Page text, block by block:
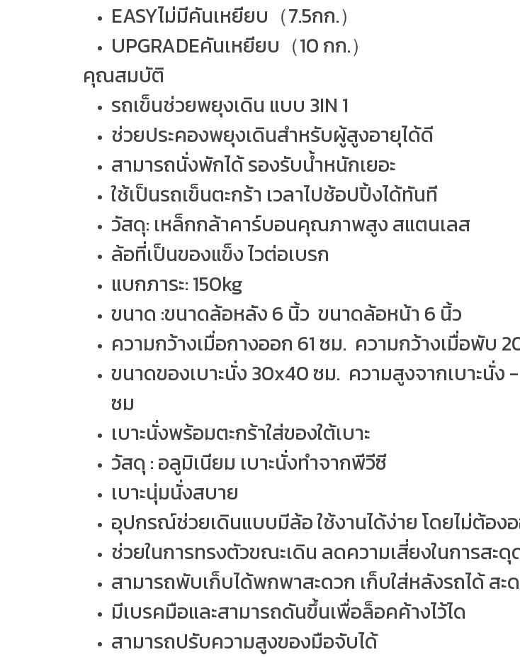
EASYไม่มีคันเหยียบ（7.5กก.）
UPGRADEคันเหยียบ（10 กก.）
คุณสมบัติ
รถเข็นช่วยพยุงเดิน แบบ 3IN 1
ช่วยประคองพยุงเดินสำหรับผู้สูงอายุได้ดี
สามารถนั่งพักได้ รองรับน้ำหนักเยอะ
ใช้เป็นรถเข็นตะกร้า เวลาไปช้อปปิ้งได้ทันที
วัสดุ: เหล็กกล้าคาร์บอนคุณภาพสูง สแตนเลส
ล้อที่เป็นของแข็ง ไวต่อเบรก
แบกภาระ: 150kg
ขนาด :ขนาดล้อหลัง 6 นิ้ว ขนาดล้อหน้า 6 นิ้ว
ความกว้างเมื่อกางออก 61 ซม. ความกว้างเมื่อพับ
ขนาดของเบาะนั่ง 30x40 ซม. ความสูงจากเบาะ
ซม
เบาะนั่งพร้อมตะกร้าใส่ของใต้เบาะ
วัสดุ : อลูมิเนียม เบาะนั่งทำจากพีวีซี
เบาะนุ่มนั่งสบาย
อุปกรณ์ช่วยเดินแบบมีล้อ ใช้งานได้ง่าย โดยไม่ต้อง
ช่วยในการทรงตัวขณะเดิน ลดความเสี่ยงในการสะ
สามารถพับเก็บได้พกพาสะดวก เก็บใส่หลังรถได้ สะ
มีเบรคมือและสามารถดันขึ้นเพื่อล็อคค้างไว้ได
สามารถปรับความสูงของมือจับได้